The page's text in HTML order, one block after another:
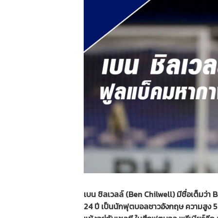
เบน ชิลเวลล์ (Ben Chilwell) มีชื่อเต็มว่า
24 ปี เป็นนักฟุตบอลชาวอังกฤษ ความสูง